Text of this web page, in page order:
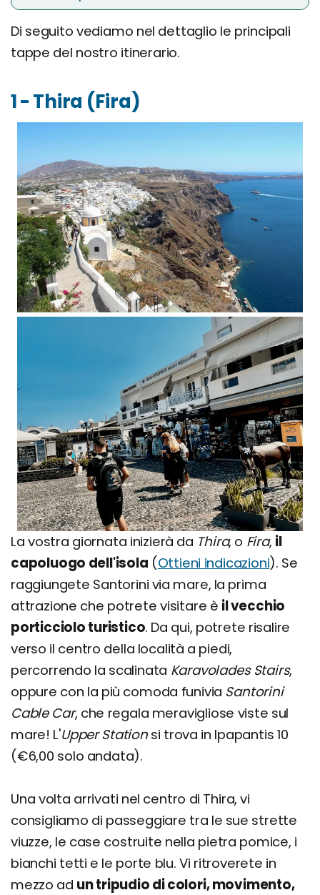
Di seguito vediamo nel dettaglio le principali
tappe del nostro itinerario.
1 - Thira (Fira)
La vostra giornata inizierà da Thira, o Fira, il
capoluogo dell'isola (Ottieni indicazioni). Se
raggiungete Santorini via mare, la prima
attrazione che potrete visitare è il vecchio
porticciolo turistico. Da qui, potrete risalire
verso il centro della località a piedi,
percorrendo la scalinata Karavolades Stairs,
oppure con la più comoda funivia Santorini
Cable Car, che regala meravigliose viste sul
mare! L'Upper Stationsi trova in Ipapantis 10
(€6,00 solo andata).
Una volta arrivati nel centro di Thira, vi
consigliamo di passeggiare tra le sue strette
viuzze, le case costruite nella pietra pomice, i
bianchi tetti e le porte blu. Vi ritroverete in
mezzo ad un tripudio di colori, movimento,